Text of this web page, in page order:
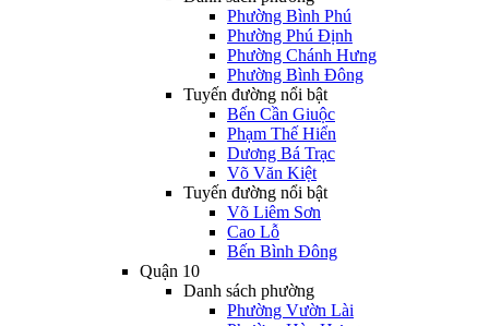
Phường Bình Phú
Phường Phú Định
Phường Chánh Hưng
Phường Bình Đông
Tuyến đường nổi bật
Bến Cần Giuộc
Phạm Thế Hiển
Dương Bá Trạc
Võ Văn Kiệt
Tuyến đường nổi bật
Võ Liêm Sơn
Cao Lỗ
Bến Bình Đông
Quận 10
Danh sách phường
Phường Vườn Lài